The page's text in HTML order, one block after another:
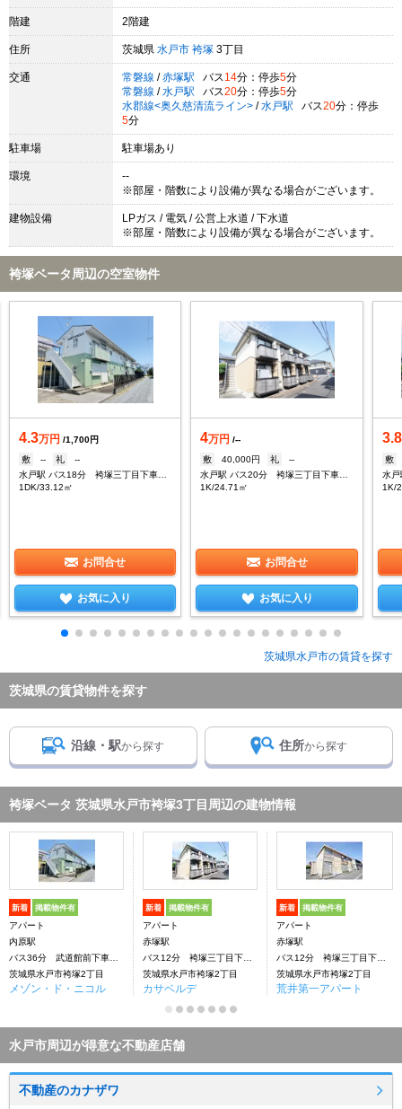
階建 2階建
住所 茨城県 水戸市 袴塚 3丁目
交通 常磐線 / 赤塚駅 バス 14分：停歩5分
常磐線 / 水戸駅 バス20分：停歩5分
水郡線<奥久慈清流ライン> / 水戸駅 バス20分：停歩
5分
駐車場 駐車場あり
環境
--
※部屋・階数により設備が異なる場合がございます。
建物設備
LPガス / 電気 / 公営上水道 / 下水道
※部屋・階数により設備が異なる場合がございます。
袴塚ベータ周辺の空室物件
4.3万円 /1,700円
敷
-- 礼
--
水戸駅 バス18分 袴塚三丁目下車：停歩4分
1DK/33.12㎡
お問合せ
お気に入り
4万円 /--
敷
40,000円 礼
--
1K/24.71㎡
お問合せ
お気に入り
3.8
敷
1K/
茨城県水戸市の賃貸を探す
茨城県の賃貸物件を探す
沿線・駅から探す 住所から探す
袴塚ベータ 茨城県水戸市袴塚3丁目周辺の建物情報
新着 掲載物件有
アパート
内原駅
バス36分 武道館前下車：停歩11分
茨城県水戸市袴塚2丁目
メゾン・ド・ニコル
新着 掲載物件有
アパート
赤塚駅
バス12分 袴塚三丁目下車：停歩9分
茨城県水戸市袴塚2丁目
カサベルデ
新着 掲載物件有
アパート
赤塚駅
バス12分 袴塚三丁目下車：停歩5分
茨城県水戸市袴塚2丁目
荒井第一アパート
水戸市周辺が得意な不動産店舗
不動産のカナザワ